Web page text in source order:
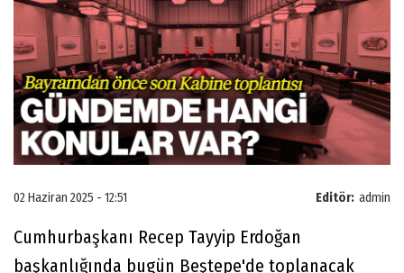
Editör: admin
02 Haziran 2025 - 12:51
Cumhurbaşkanı Recep Tayyip Erdoğan
başkanlığında bugün Beştepe'de toplanacak